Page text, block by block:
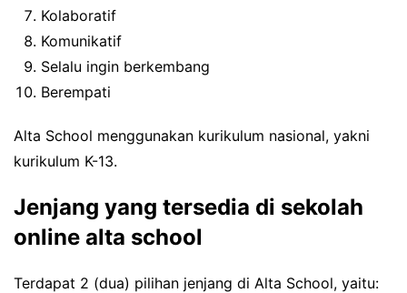
Kolaboratif
Komunikatif
Selalu ingin berkembang
Berempati
Alta School menggunakan kurikulum nasional, yakni
kurikulum K-13.
Jenjang yang tersedia di sekolah
online alta school
Terdapat 2 (dua) pilihan jenjang di Alta School, yaitu: